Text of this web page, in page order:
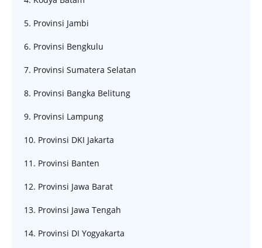
5. Provinsi Jambi
6. Provinsi Bengkulu
7. Provinsi Sumatera Selatan
8. Provinsi Bangka Belitung
9. Provinsi Lampung
10. Provinsi DKI Jakarta
11. Provinsi Banten
12. Provinsi Jawa Barat
13. Provinsi Jawa Tengah
14. Provinsi DI Yogyakarta